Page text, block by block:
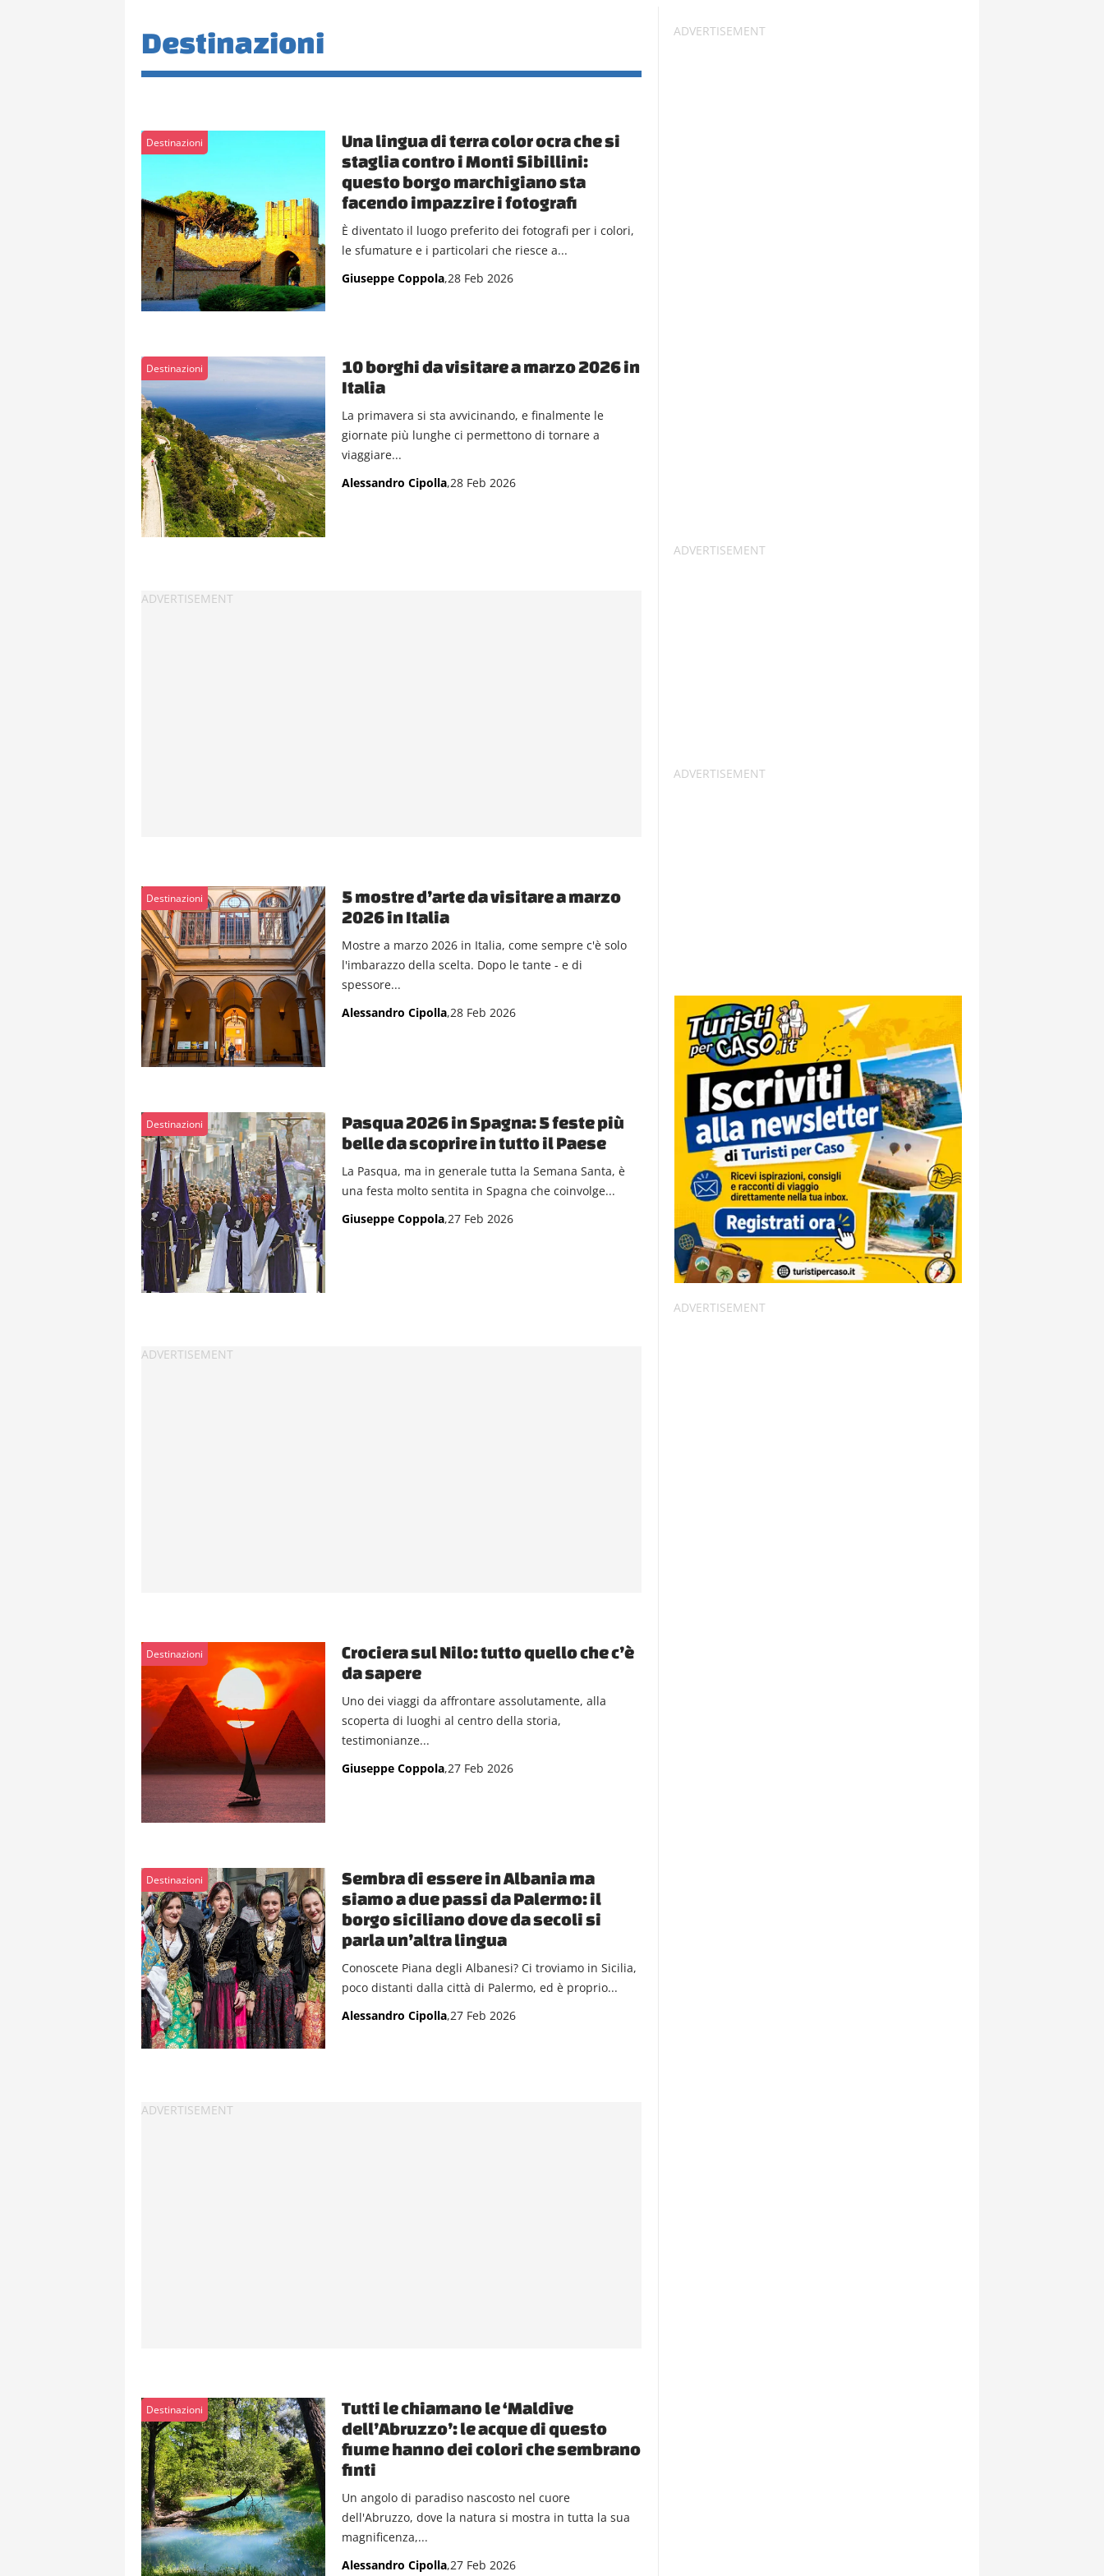
Destinazioni
Destinazioni
Una lingua di terra color ocra che si
staglia contro i Monti Sibillini:
questo borgo marchigiano sta
facendo impazzire i fotografi
È diventato il luogo preferito dei fotografi per i colori,
le sfumature e i particolari che riesce a...
Giuseppe Coppola,28 Feb 2026
Destinazioni
10 borghi da visitare a marzo 2026 in
Italia
La primavera si sta avvicinando, e finalmente le
giornate più lunghe ci permettono di tornare a
viaggiare...
Alessandro Cipolla,28 Feb 2026
Destinazioni
5 mostre d’arte da visitare a marzo
2026 in Italia
Mostre a marzo 2026 in Italia, come sempre c'è solo
l'imbarazzo della scelta. Dopo le tante - e di
spessore...
Alessandro Cipolla,28 Feb 2026
Destinazioni
Pasqua 2026 in Spagna: 5 feste più
belle da scoprire in tutto il Paese
La Pasqua, ma in generale tutta la Semana Santa, è
una festa molto sentita in Spagna che coinvolge...
Giuseppe Coppola,27 Feb 2026
Destinazioni
Crociera sul Nilo: tutto quello che c’è
da sapere
Uno dei viaggi da affrontare assolutamente, alla
scoperta di luoghi al centro della storia,
testimonianze...
Giuseppe Coppola,27 Feb 2026
Destinazioni
Sembra di essere in Albania ma
siamo a due passi da Palermo: il
borgo siciliano dove da secoli si
parla un’altra lingua
Conoscete Piana degli Albanesi? Ci troviamo in Sicilia,
poco distanti dalla città di Palermo, ed è proprio...
Alessandro Cipolla,27 Feb 2026
Destinazioni
Tutti le chiamano le ‘Maldive
dell’Abruzzo’: le acque di questo
fiume hanno dei colori che sembrano
finti
Un angolo di paradiso nascosto nel cuore
dell'Abruzzo, dove la natura si mostra in tutta la sua
magnificenza,...
Alessandro Cipolla,27 Feb 2026